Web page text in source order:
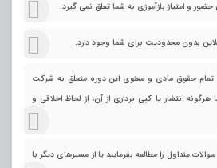
و امتیاز بازآموزی به شما تعلق نمی گیرد.
تمام حقوق مادی و معنوی این دوره متعلق به شرکت
هرگونه انتشار یا کپی برداری از آن، از لحاظ اخلاقی و
متداول را مطالعه بفرمایید یا از مسیرهای دیگر با